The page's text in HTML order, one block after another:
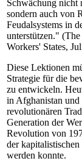
Schwächung nicht
sondern auch von
Feudalsystems in
unterstützen."
Workers' States,
Diese Lektionen
Strategie für die
zu entwickeln.
in Afghanistan und
revolutionären
Generation der
Revolution von
der
werden konnte.